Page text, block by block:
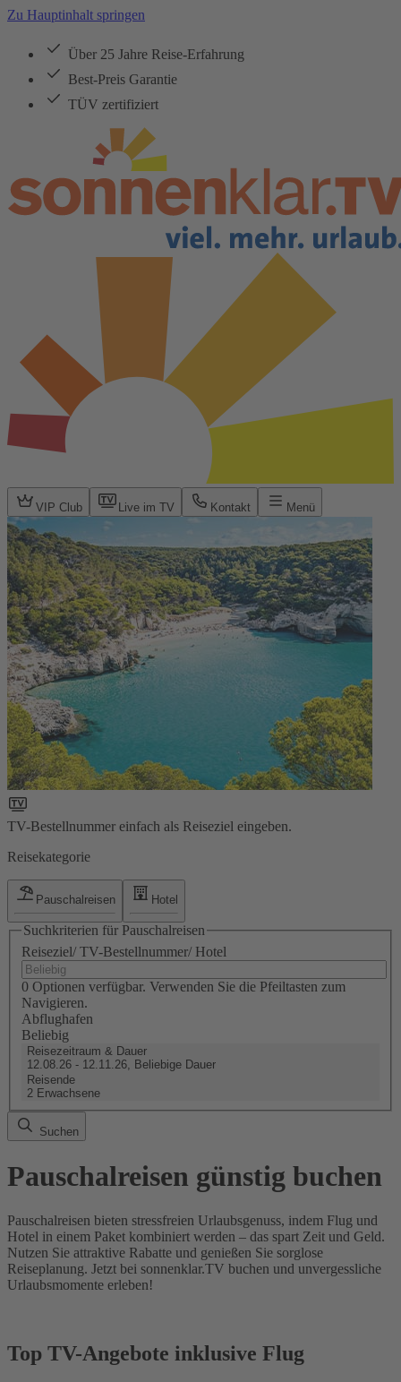
Zu Hauptinhalt springen
Über 25 Jahre Reise-Erfahrung
Best-Preis Garantie
TÜV zertifiziert
VIP Club Live im TV Kontakt Menü
TV-Bestellnummer einfach als Reiseziel eingeben.
Reisekategorie
Pauschalreisen Hotel
Suchkriterien für Pauschalreisen
Reiseziel/ TV-Bestellnummer/ Hotel
0 Optionen verfügbar. Verwenden Sie die Pfeiltasten zum
Navigieren.
Abflughafen
Beliebig
Reisezeitraum & Dauer
12.08.26 - 12.11.26, Beliebige Dauer
Reisende
2 Erwachsene
Suchen
Pauschalreisen günstig buchen
Pauschalreisen bieten stressfreien Urlaubsgenuss, indem Flug und
Hotel in einem Paket kombiniert werden – das spart Zeit und Geld.
Nutzen Sie attraktive Rabatte und genießen Sie sorglose
Reiseplanung. Jetzt bei sonnenklar.TV buchen und unvergessliche
Urlaubsmomente erleben!
Top TV-Angebote inklusive Flug